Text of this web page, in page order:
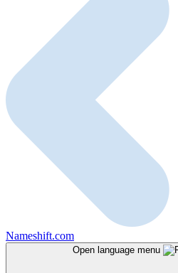
Nameshift.com
Open language menu